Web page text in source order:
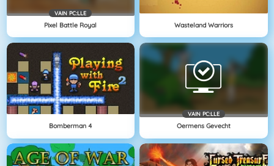
VAIN PC:LLE
Pixel Battle Royal Wasteland Warriors
Bomberman 4
VAIN PC:LLE
Oermens Gevecht